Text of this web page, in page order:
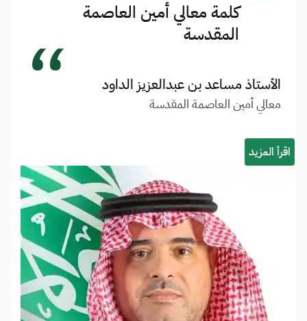
كلمة معالي أمين العاصمة
المقدسة
الأستاذ مساعد بن عبدالعزيز الداود
معالي أمين العاصمة المقدسة “